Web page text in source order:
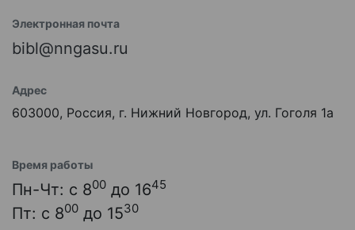
Электронная почта
bibl@nngasu.ru
Адрес
603000, Россия, г. Нижний Новгород, ул. Гоголя 1а
Время работы
Пн-Чт: с 800 до 1645
Пт: с 800 до 1530